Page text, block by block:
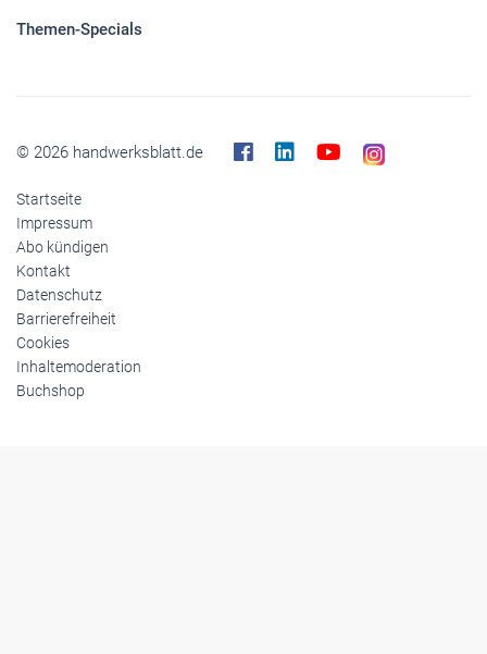
Themen-Specials
© 2026 handwerksblatt.de
Startseite
Impressum
Abo kündigen
Kontakt
Datenschutz
Barrierefreiheit
Cookies
Inhaltemoderation
Buchshop